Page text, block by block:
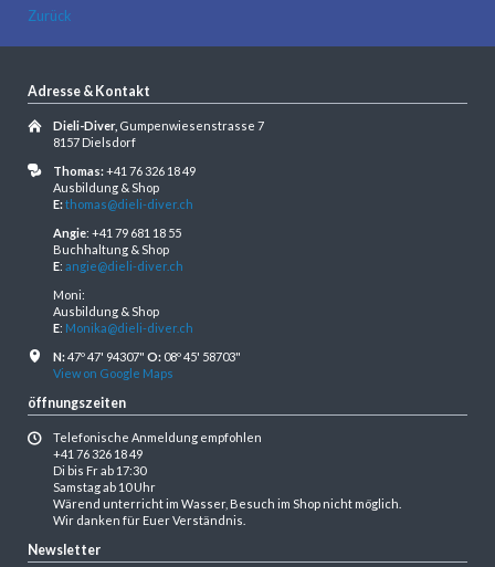
Zurück
Adresse & Kontakt
Dieli-Diver, Gumpenwiesenstrasse 7
8157 Dielsdorf
Thomas:+41 76 326 18 49
Ausbildung & Shop
E:thomas@dieli-diver.ch
Angie: +41 79 681 18 55
Buchhaltung & Shop
E: angie@dieli-diver.ch
Moni:
Ausbildung & Shop
E: Monika@dieli-diver.ch
N:47º 47' 94307" O:08º 45' 58703"
View on Google Maps
öffnungszeiten
Telefonische Anmeldung empfohlen
+41 76 326 18 49
Di bis Fr ab 17:30
Samstag ab 10 Uhr
Wärend unterricht im Wasser, Besuch im Shop nicht möglich.
Wir danken für Euer Verständnis.
Newsletter